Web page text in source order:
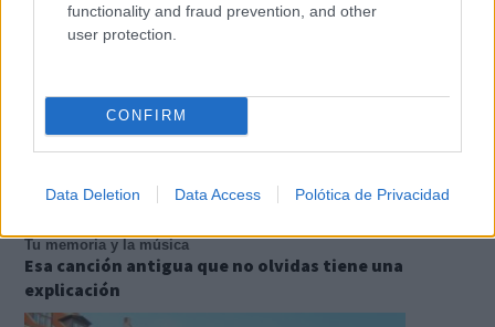
functionality and fraud prevention, and other
user protection.
CONFIRM
Data Deletion Data Access Polótica de Privacidad
Tu memoria y la música
Esa canción antigua que no olvidas tiene una
explicación